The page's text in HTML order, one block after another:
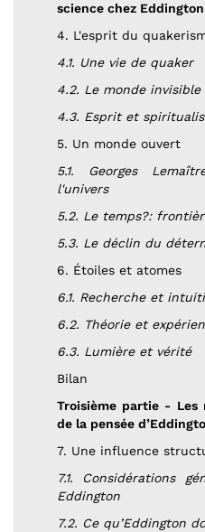
science chez Eddington
4. L'esprit du
4.1. Une vie de quaker
4.2. Le monde invisible
4.3. Esprit et
5. Un monde ouvert
5.1. Georges
l'univers
5.2. Le temps?:
5.3. Le déclin du
6. Étoiles et atomes
6.1. Recherche et
6.2. Théorie et
6.3. Lumière et vérité
Bilan
Troisième partie - Les
de la pensée
7. Une influence
7.1. Considérations
Eddington
7.2. Ce qu’Eddington